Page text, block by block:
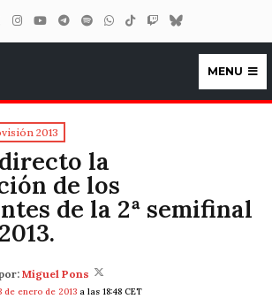
España
MENU
2013
la
de los
de la 2ª semifinal
Miguel Pons
de enero de 2013 a las 18:48 CET